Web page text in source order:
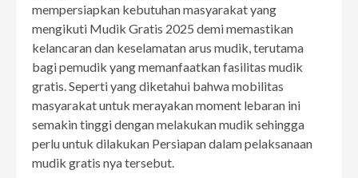
mempersiapkan kebutuhan masyarakat yang
mengikuti Mudik Gratis 2025 demi memastikan
kelancaran dan keselamatan arus mudik, terutama
bagi pemudik yang memanfaatkan fasilitas mudik
gratis. Seperti yang diketahui bahwa mobilitas
masyarakat untuk merayakan moment lebaran ini
semakin tinggi dengan melakukan mudik sehingga
perlu untuk dilakukan Persiapan dalam pelaksanaan
mudik gratis nya tersebut.